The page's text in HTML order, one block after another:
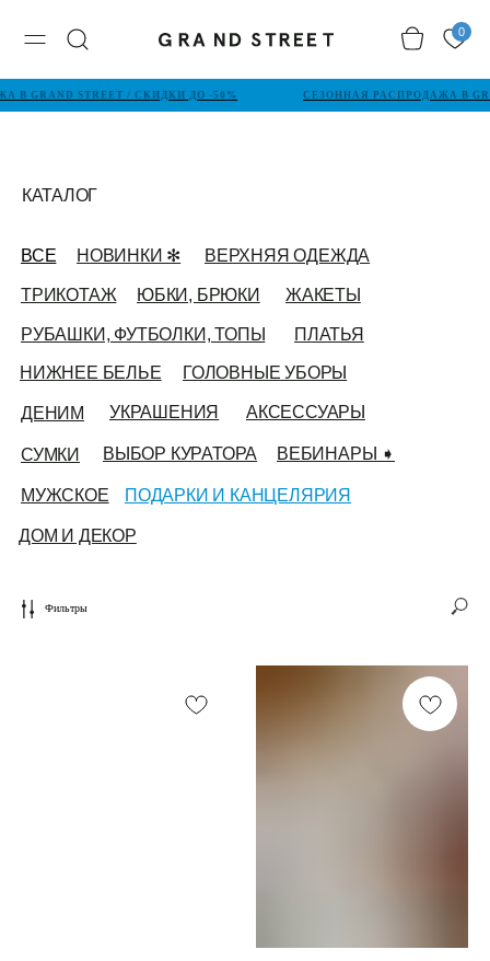
0
GRAND STREET / СКИДКИ ДО -50% СЕЗОННАЯ РАСПРОДАЖА В
КАТАЛОГ
ВСЕ НОВИНКИ ✻ ВЕРХНЯЯ ОДЕЖДА
ВЫБОР КУРАТОРА
НИЖНЕЕ БЕЛЬЕ
АКСЕССУАРЫ
ЖАКЕТЫ
РУБАШКИ, ФУТБОЛКИ, ТОПЫ ПЛАТЬЯ
СУМКИ
УКРАШЕНИЯ
ТРИКОТАЖ ЮБКИ, БРЮКИ
ДОМ И ДЕКОР
МУЖСКОЕ ПОДАРКИ И КАНЦЕЛЯРИЯ
ДЕНИМ
ГОЛОВНЫЕ УБОРЫ
ВЕБИНАРЫ ➧
Фильтры